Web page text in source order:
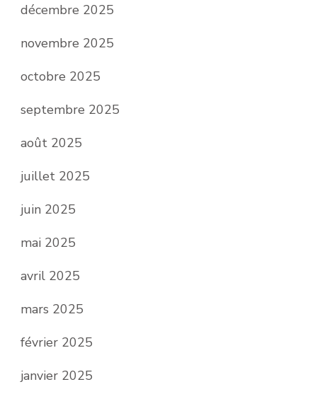
décembre 2025
novembre 2025
octobre 2025
septembre 2025
août 2025
juillet 2025
juin 2025
mai 2025
avril 2025
mars 2025
février 2025
janvier 2025